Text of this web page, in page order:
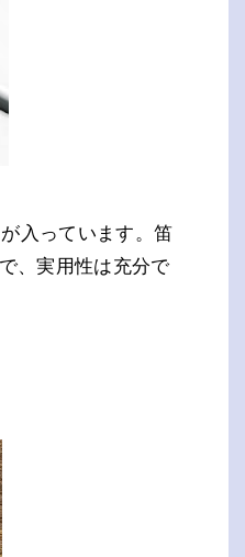
入っています。笛
、実用性は充分で